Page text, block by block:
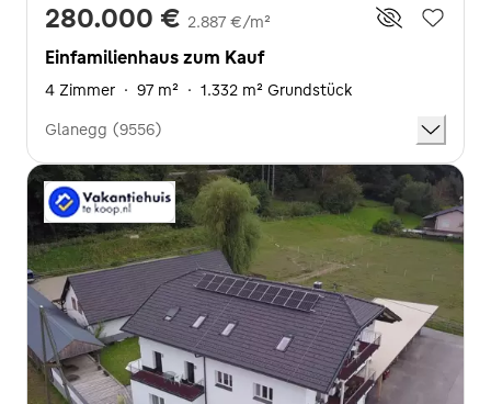
280.000 € 2.887 €/m²
Einfamilienhaus zum Kauf
4 Zimmer · 97 m² · 1.332 m² Grundstück
Glanegg (9556)